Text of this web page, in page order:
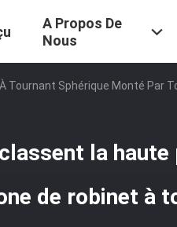
A Propos De
Nous
Tournant Sphérique Monté Par
la haute
de robinet à